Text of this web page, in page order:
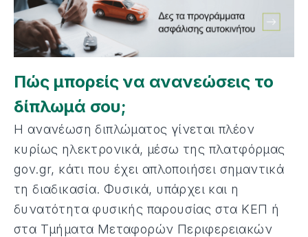
Πώς μπορείς να ανανεώσεις το
δίπλωμά σου;
Η ανανέωση διπλώματος γίνεται πλέον
κυρίως ηλεκτρονικά, μέσω της πλατφόρμας
gov.gr, κάτι που έχει απλοποιήσει σημαντικά
τη διαδικασία. Φυσικά, υπάρχει και η
δυνατότητα φυσικής παρουσίας στα ΚΕΠ ή
στα Τμήματα Μεταφορών Περιφερειακών